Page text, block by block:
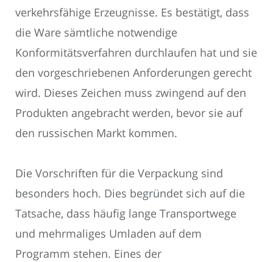
verkehrsfähige Erzeugnisse. Es bestätigt, dass
die Ware sämtliche notwendige
Konformitätsverfahren durchlaufen hat und sie
den vorgeschriebenen Anforderungen gerecht
wird. Dieses Zeichen muss zwingend auf den
Produkten angebracht werden, bevor sie auf
den russischen Markt kommen.
Die Vorschriften für die Verpackung sind
besonders hoch. Dies begründet sich auf die
Tatsache, dass häufig lange Transportwege
und mehrmaliges Umladen auf dem
Programm stehen. Eines der